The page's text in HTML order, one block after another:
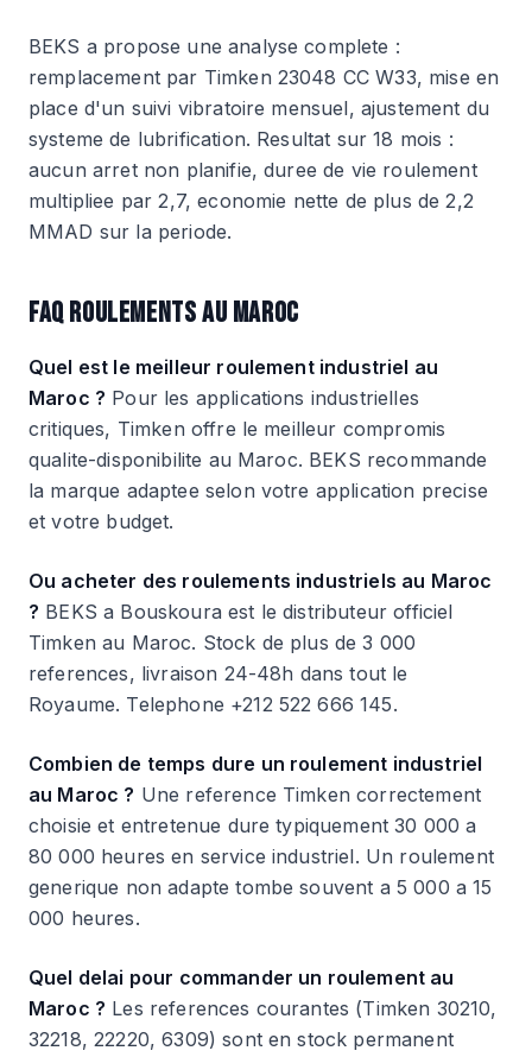
BEKS a propose une analyse complete :
remplacement par Timken 23048 CC W33, mise en
place d'un suivi vibratoire mensuel, ajustement du
systeme de lubrification. Resultat sur 18 mois :
aucun arret non planifie, duree de vie roulement
multipliee par 2,7, economie nette de plus de 2,2
MMAD sur la periode.
FAQ ROULEMENTS AU MAROC
Quel est le meilleur roulement industriel au
Maroc ? Pour les applications industrielles
critiques, Timken offre le meilleur compromis
qualite-disponibilite au Maroc. BEKS recommande
la marque adaptee selon votre application precise
et votre budget.
Ou acheter des roulements industriels au Maroc
? BEKS a Bouskoura est le distributeur officiel
Timken au Maroc. Stock de plus de 3 000
references, livraison 24-48h dans tout le
Royaume. Telephone +212 522 666 145.
Combien de temps dure un roulement industriel
au Maroc ? Une reference Timken correctement
choisie et entretenue dure typiquement 30 000 a
80 000 heures en service industriel. Un roulement
generique non adapte tombe souvent a 5 000 a 15
000 heures.
Quel delai pour commander un roulement au
Maroc ? Les references courantes (Timken 30210,
32218, 22220, 6309) sont en stock permanent